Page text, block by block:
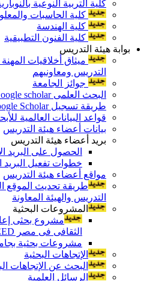
كلية التربية النوعية
كلية الحاسبات
كلية الهندسة
كلية الفنون التطبيقية
بوابة هيئة التدريس
ميثاق أخلاقيات
التدريس ومعاونيهم
جوائز الجامعة
البحث العلمى Google scholar
طريقة تسجيل Google Scholar
قواعد البيانات العالمية
بيانات أعضاء هيئة التدريس
بريد أعضاء هيئة التدريس
الحصول على البريد
خطوات تفعيل البريد
مواقع أعضاء هيئة التدريس
طريقة تحديث الموقع
التدريس والهيئة المعاونة
المشروعات البحثية
مشروع بحثى
الثقافى فى مصر REHEED
مشروعات بحثية
الإتجاهات البحثية
البحث عن الإتجاهات
الرسائل العلمية